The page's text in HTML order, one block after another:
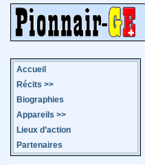
Accueil
Récits >>
Biographies
Appareils >>
Lieux d’action
Partenaires